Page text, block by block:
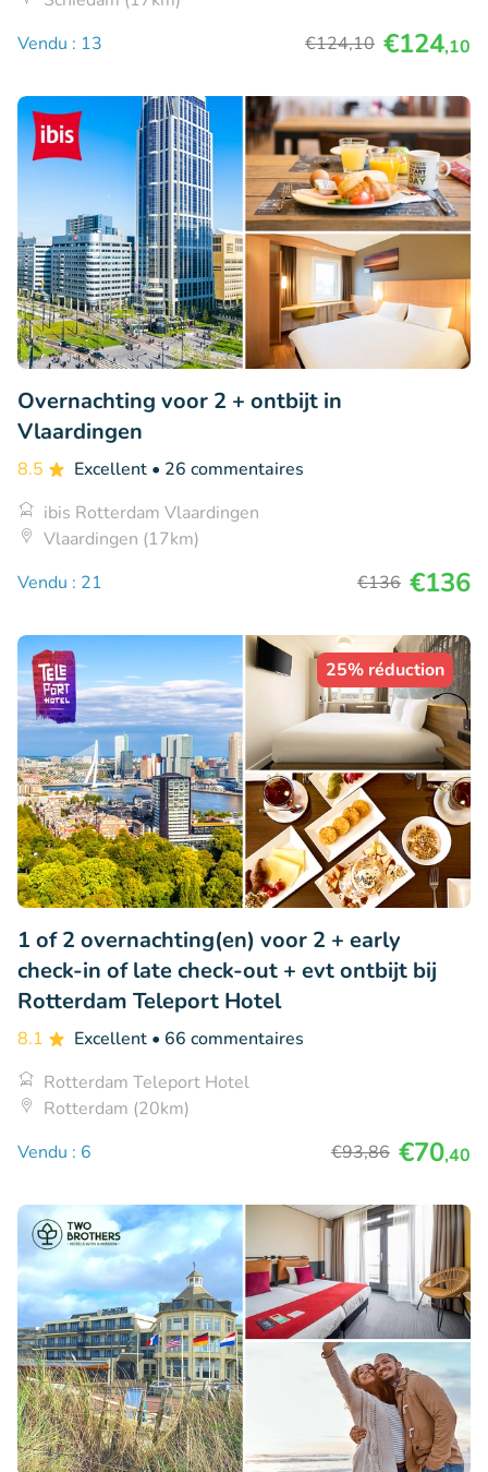
Vendu : 13
€124,10 €124,10
Overnachting voor 2 + ontbijt in
Vlaardingen
8.5 Excellent • 26 commentaires
ibis Rotterdam Vlaardingen
Vlaardingen (17km)
Vendu : 21
€136 €136
25% réduction
1 of 2 overnachting(en) voor 2 + early
check-in of late check-out + evt ontbijt bij
Rotterdam Teleport Hotel
8.1 Excellent • 66 commentaires
Rotterdam Teleport Hotel
Rotterdam (20km)
Vendu : 6
€93,86 €70,40